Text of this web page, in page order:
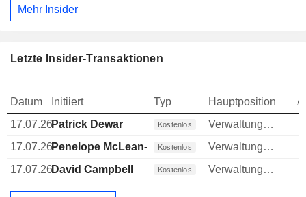
Mehr Insider
Letzte Insider-Transaktionen
Datum Initiiert Typ Hauptposition
17.07.26Patrick Dewar Kostenlos
Verwaltungsratsmitglied
17.07.26Penelope McLean-Conner
Kostenlos
Verwaltungsratsmitglied
17.07.26David Campbell Kostenlos Verwaltungsratsmitglied